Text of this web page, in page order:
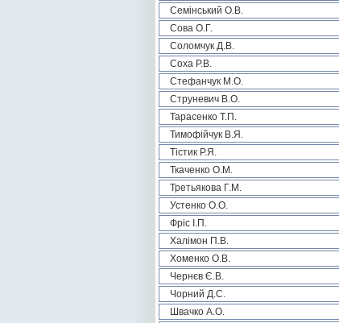
Семінський О.В.
Сова О.Г.
Соломчук Д.В.
Соха Р.В.
Стефанчук М.О.
Струневич В.О.
Тарасенко Т.П.
Тимофійчук В.Я.
Тістик Р.Я.
Ткаченко О.М.
Третьякова Г.М.
Устенко О.О.
Фріс І.П.
Халімон П.В.
Хоменко О.В.
Чернєв Є.В.
Чорний Д.С.
Швачко А.О.